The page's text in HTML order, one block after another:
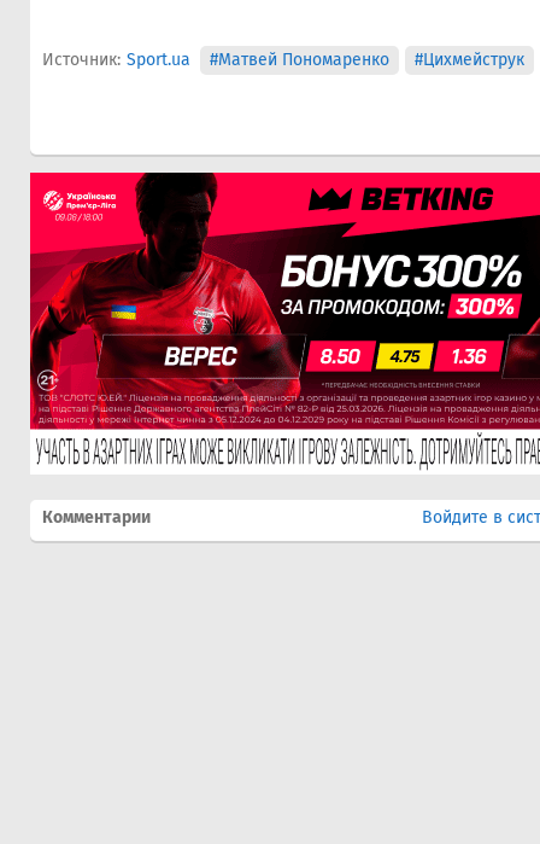
Источник: Sport.ua #Матвей Пономаренко #Цихмейструк
Комментарии Войдите в